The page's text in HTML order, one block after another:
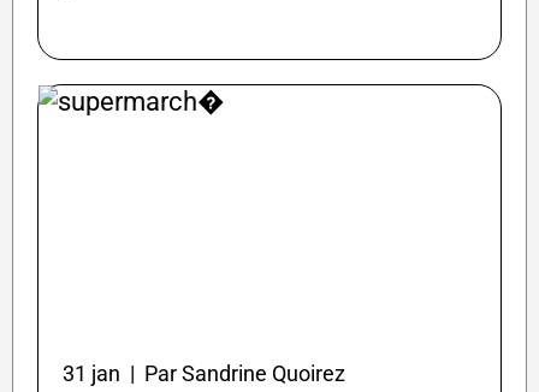
31 jan | Par Sandrine Quoirez